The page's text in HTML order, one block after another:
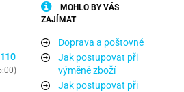
MOHLO BY VÁS
ZAJÍMAT
Doprava a poštovné
Jak postupovat při
výměně zboží
Jak postupovat při